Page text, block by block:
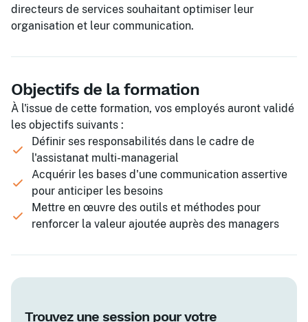
directeurs de services souhaitant optimiser leur
organisation et leur communication.
Objectifs de la formation
À l'issue de cette formation, vos employés auront validé
les objectifs suivants :
Définir ses responsabilités dans le cadre de
l'assistanat multi-managerial
Acquérir les bases d'une communication assertive
pour anticiper les besoins
Mettre en œuvre des outils et méthodes pour
renforcer la valeur ajoutée auprès des managers
Trouvez une session pour votre